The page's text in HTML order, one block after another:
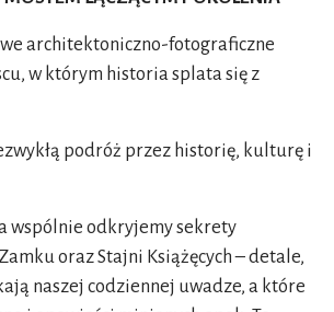
architektoniczno-fotograficzne
w którym historia splata się z
podróż przez historię, kulturę i
wspólnie odkryjemy sekrety
oraz Stajni Książęcych – detale,
naszej codziennej uwadze, a które